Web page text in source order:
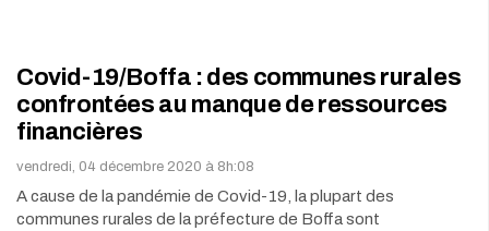
Covid-19/Boffa : des communes rurales
confrontées au manque de ressources
financières
vendredi, 04 décembre 2020 à 8h:08
A cause de la pandémie de Covid-19, la plupart des
communes rurales de la préfecture de Boffa sont